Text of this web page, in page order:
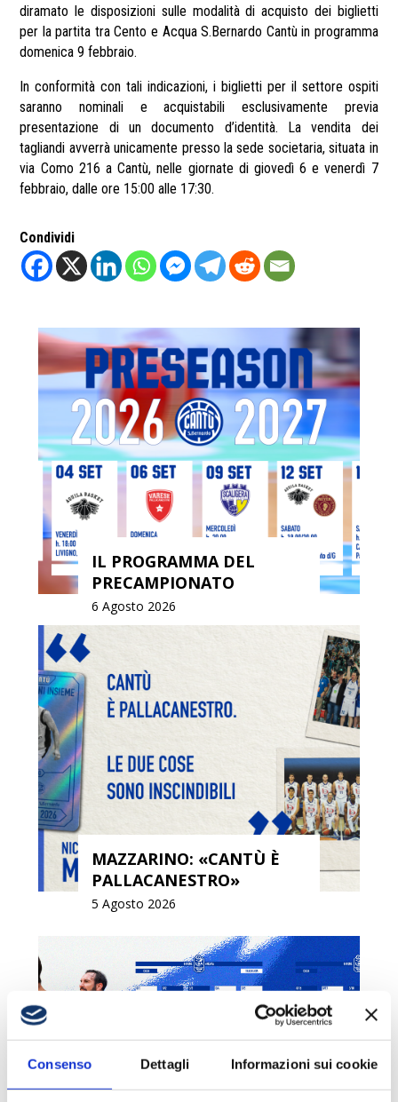
Consenso Dettagli Informazioni sui cookie
diramato le disposizioni sulle modalità di acquisto dei biglietti
per la partita tra Cento e Acqua S.Bernardo Cantù in programma
domenica 9 febbraio.
In conformità con tali indicazioni, i biglietti per il settore ospiti
saranno nominali e acquistabili esclusivamente previa
presentazione di un documento d’identità. La vendita dei
tagliandi avverrà unicamente presso la sede societaria, situata in
via Como 216 a Cantù, nelle giornate di giovedì 6 e venerdì 7
febbraio, dalle ore 15:00 alle 17:30.
Condividi
IL PROGRAMMA DEL
PRECAMPIONATO
6 Agosto 2026
MAZZARINO: «CANTÙ È
PALLACANESTRO»
5 Agosto 2026